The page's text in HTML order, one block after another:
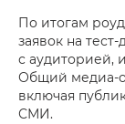
По итогам
заявок на
с аудиторией,
Общий медиа-
включая
СМИ.